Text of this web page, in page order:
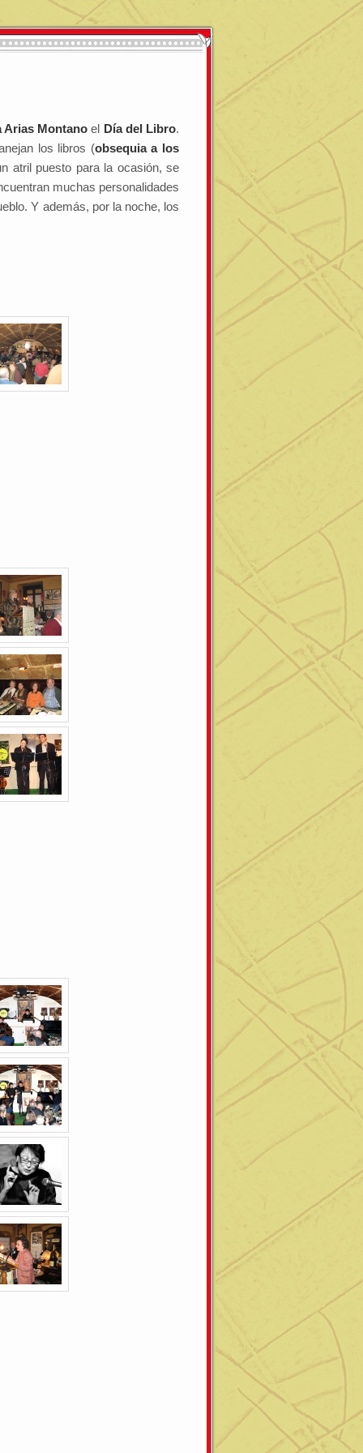
Arias Montano el Día del Libro.
los libros (obsequia a los
atril puesto para la ocasión, se
muchas personalidades
Y además, por la noche, los